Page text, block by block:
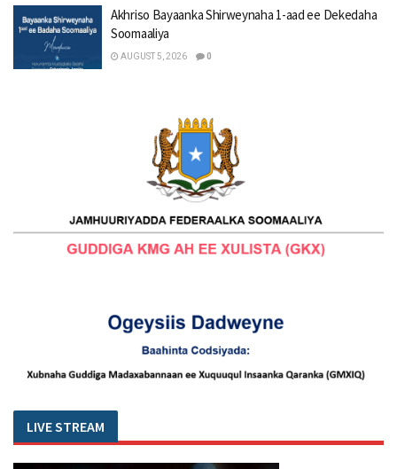
Akhriso Bayaanka Shirweynaha 1-aad ee Dekedaha
Soomaaliya
AUGUST 5, 2026 0
LIVE STREAM